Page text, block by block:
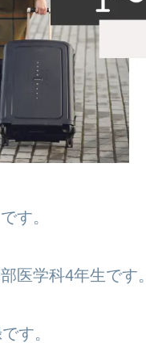
す。
医学科4年生です。
す。